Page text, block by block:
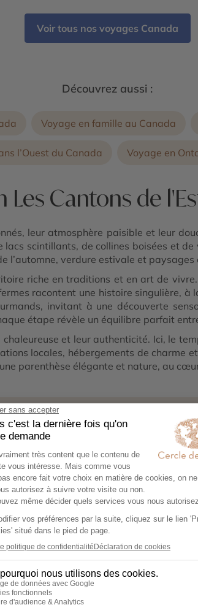
Voir tous nos voyages Canada
Découvrez aussi :
Voyage en famille au Canada
l’Ouest du Canada Voyage en
Les Cantons de
leur atmosphère paisible et leur
scintillants, de collines boisées et
l’automne, verdure estivale et paysages
riche en traditions et en art de
racontent une histoire singulière,
invitant à une découverte
étape révèle un équilibre parfait
et leur authenticité. Ici, le
locales, hébergements de charme
parenthèse élégante et nature, au
envies
et
à vos
:
02
Co-construisez votre
itinéraire
Échangez avec un
conseiller-expert pour
créer un voyage à votre
image, adapté à vos